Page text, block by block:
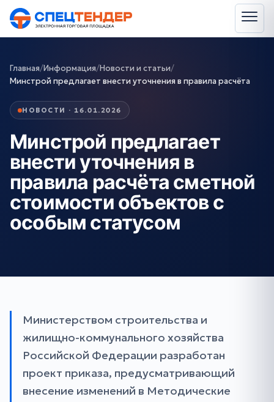
Главная/Информация/Новости и статьи/
Минстрой предлагает внести уточнения в правила расчёта
НОВОСТИ · 16.01.2026
Минстрой предлагает
внести уточнения в
правила расчёта сметной
стоимости объектов с
особым статусом
Министерством строительства и
жилищно-коммунального хозяйства
Российской Федерации разработан
проект приказа, предусматривающий
внесение изменений в Методические